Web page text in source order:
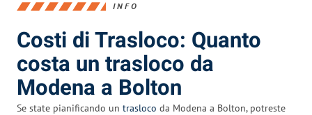
INFO
Costi di Trasloco: Quanto
costa un trasloco da
Modena a Bolton
Se state pianificando un trasloco da Modena a Bolton, potreste